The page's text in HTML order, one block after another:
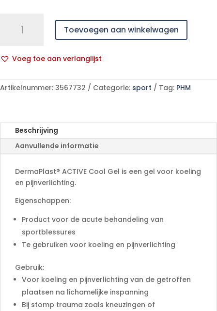
Active
100ml
ml
Toevoegen aan winkelwagen
Voeg toe aan verlanglijst
l
t
n
a
Artikelnummer: 3567732 Categorie: sport Tag: PHM
Beschrijving
Aanvullende informatie
DermaPlast® ACTIVE Cool Gel is een gel voor koeling
en pijnverlichting.
Eigenschappen:
Product voor de acute behandeling van
sportblessures
Te gebruiken voor koeling en pijnverlichting
Gebruik:
Voor koeling en pijnverlichting van de getroffen
plaatsen na lichamelijke inspanning
Bij stomp trauma zoals kneuzingen of